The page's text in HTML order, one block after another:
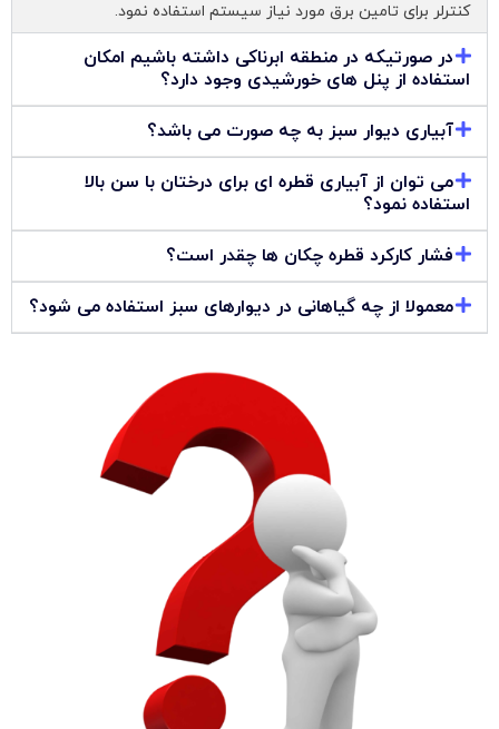
کنترلر برای تامین برق مورد نیاز سیستم استفاده نمود.
در صورتیکه در منطقه ابرناکی داشته باشیم امکان
استفاده از پنل های خورشیدی وجود دارد؟
آبیاری دیوار سبز به چه صورت می باشد؟
می توان از آبیاری قطره ای برای درختان با سن بالا
استفاده نمود؟
فشار کارکرد قطره چکان ها چقدر است؟
معمولا از چه گیاهانی در دیوارهای سبز استفاده می شود؟